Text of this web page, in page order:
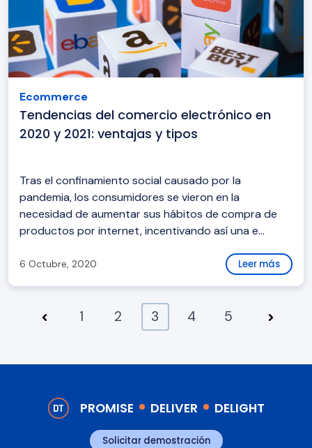
Ecommerce
Tendencias del comercio electrónico en
2020 y 2021: ventajas y tipos
Tras el confinamiento social causado por la
pandemia, los consumidores se vieron en la
necesidad de aumentar sus hábitos de compra de
productos por internet, incentivando así una e...
6 Octubre, 2020 Leer más
1 2 3 4 5
PROMISE DELIVER DELIGHT
Solicitar demostración